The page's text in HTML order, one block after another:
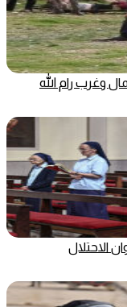
وغرب رام الله
الاحتلال